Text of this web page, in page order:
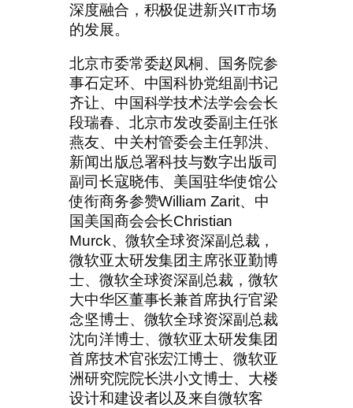
深度融合，积极促进新兴IT市场
的发展。
北京市委常委赵凤桐、国务院参
事石定环、中国科协党组副书记
齐让、中国科学技术法学会会长
段瑞春、北京市发改委副主任张
燕友、中关村管委会主任郭洪、
新闻出版总署科技与数字出版司
副司长寇晓伟、美国驻华使馆公
使衔商务参赞William Zarit、中
国美国商会会长Christian
Murck、微软全球资深副总裁，
微软亚太研发集团主席张亚勤博
士、微软全球资深副总裁，微软
大中华区董事长兼首席执行官梁
念坚博士、微软全球资深副总裁
沈向洋博士、微软亚太研发集团
首席技术官张宏江博士、微软亚
洲研究院院长洪小文博士、大楼
设计和建设者以及来自微软客